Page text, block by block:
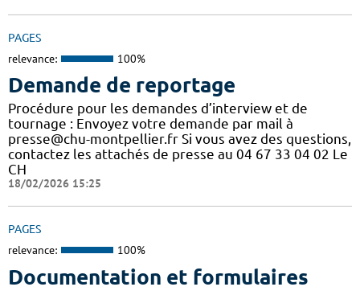
PAGES
relevance: 100%
Demande de reportage
Procédure pour les demandes d’interview et de
tournage : Envoyez votre demande par mail à
presse@chu-montpellier.fr Si vous avez des questions,
contactez les attachés de presse au 04 67 33 04 02 Le
CH
18/02/2026 15:25
PAGES
relevance: 100%
Documentation et formulaires